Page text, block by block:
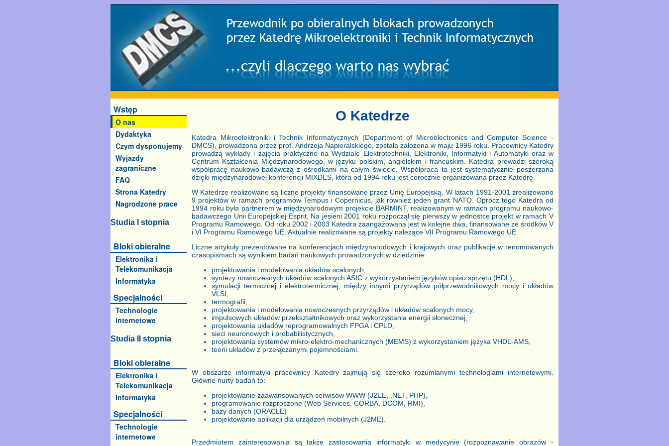
Wstęp
O nas
Dydaktyka
Czym dysponujemy
Wyjazdy
zagraniczne
FAQ
Strona Katedry
Nagrodzone prace
Studia I stopnia
Bloki obieralne
Elektronika i
Telekomunikacja
Informatyka
Specjalności
Technologie
internetowe
Studia II stopnia
Bloki obieralne
Elektronika i
Telekomunikacja
Informatyka
Specjalności
Technologie
internetowe
O Katedrze
Katedra Mikroelektroniki i Technik Informatycznych (Department of Microelectronics and Computer Science -
DMCS), prowadzona przez prof. Andrzeja Napieralskiego, została założona w maju 1996 roku. Pracownicy Katedry
prowadzą wykłady i zajęcia praktyczne na Wydziale Elektrotechniki, Elektroniki, Informatyki i Automatyki oraz w
Centrum Kształcenia Międzynarodowego, w języku polskim, angielskim i francuskim. Katedra prowadzi szeroką
współpracę naukowo-badawczą z ośrodkami na całym świecie. Współpraca ta jest systematycznie poszerzana
dzięki międzynarodowej konferencji MIXDES, która od 1994 roku jest corocznie organizowana przez Katedrę.
W Katedrze realizowane są liczne projekty finansowane przez Unię Europejską. W latach 1991-2001 zrealizowano
9 projektów w ramach programów Tempus i Copernicus, jak również jeden grant NATO. Oprócz tego Katedra od
1994 roku była partnerem w międzynarodowym projekcie BARMINT, realizowanym w ramach programu naukowo-
badawczego Unii Europejskiej Esprit. Na jesieni 2001 roku rozpoczął się pierwszy w jednostce projekt w ramach V
Programu Ramowego. Od roku 2002 i 2003 Katedra zaangażowana jest w kolejne dwa, finansowane ze środków V
i VI Programu Ramowego UE. Aktualnie realizowane są projekty należące VII Programu Ramowego UE.
Liczne artykuły prezentowane na konferencjach międzynarodowych i krajowych oraz publikacje w renomowanych
czasopismach są wynikiem badań naukowych prowadzonych w dziedzinie:
projektowania i modelowania układów scalonych,
syntezy nowoczesnych układów scalonych ASIC z wykorzystaniem języków opisu sprzętu (HDL),
symulacji termicznej i elektrotermicznej, między innymi przyrządów półprzewodnikowych mocy i układów
VLSI,
termografii,
projektowania i modelowania nowoczesnych przyrządów i układów scalonych mocy,
impulsowych układów przekształtnikowych oraz wykorzystania energii słonecznej,
projektowania układów reprogramowalnych FPGA i CPLD,
sieci neuronowych i probabilistycznych,
projektowania systemów mikro-elektro-mechanicznych (MEMS) z wykorzystaniem języka VHDL-AMS,
teorii układów z przełączanymi pojemnościami.
W obszarze informatyki pracownicy Katedry zajmują się szeroko rozumianymi technologiami internetowymi.
Główne nurty badań to:
projektowanie zaawansowanych serwisów WWW (J2EE, .NET, PHP),
programowanie rozproszone (Web Services, CORBA, DCOM, RMI),
bazy danych (ORACLE)
projektowanie aplikacji dla urządzeń mobilnych (J2ME).
Przedmiotem zainteresowania są także zastosowania informatyki w medycynie (rozpoznawanie obrazów -